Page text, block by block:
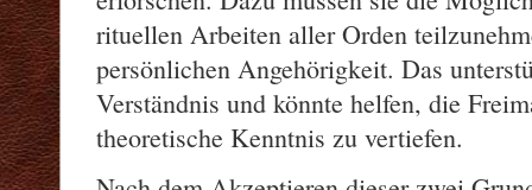
rituellen Arbeiten aller Orden
persönlichen Angehörigkeit. Das
Verständnis und könnte helfen, die
theoretische Kenntnis zu vertiefen.